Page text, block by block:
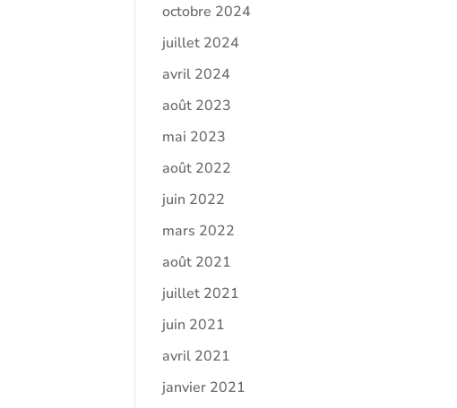
octobre 2024
juillet 2024
avril 2024
août 2023
mai 2023
août 2022
juin 2022
mars 2022
août 2021
juillet 2021
juin 2021
avril 2021
janvier 2021